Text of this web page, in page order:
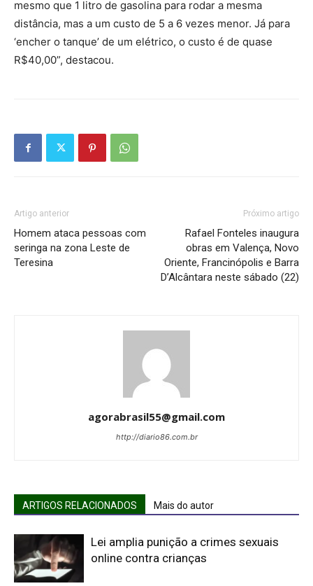
mesmo que 1 litro de gasolina para rodar a mesma
distância, mas a um custo de 5 a 6 vezes menor. Já para
‘encher o tanque’ de um elétrico, o custo é de quase
R$40,00”, destacou.
Artigo anterior
Homem ataca pessoas com
seringa na zona Leste de
Teresina
Próximo artigo
Rafael Fonteles inaugura
obras em Valença, Novo
Oriente, Francinópolis e Barra
D’Alcântara neste sábado (22)
agorabrasil55@gmail.com
http://diario86.com.br
ARTIGOS RELACIONADOS Mais do autor
Lei amplia punição a crimes sexuais
online contra crianças